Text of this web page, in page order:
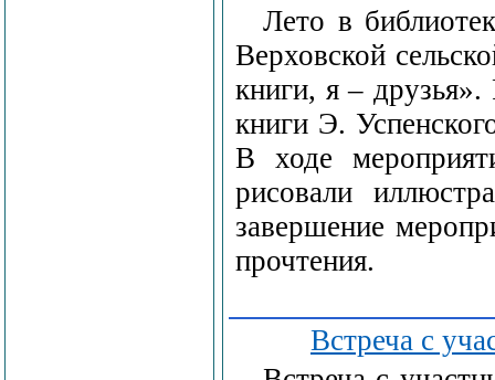
Лето в
Верховской
книги, я –
книги Э.
В ходе
рисовали
завершение
прочтения.
Встреча с